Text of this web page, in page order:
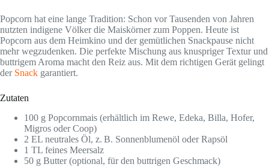
Popcorn hat eine lange Tradition: Schon vor Tausenden von Jahren
nutzten indigene Völker die Maiskörner zum Poppen. Heute ist
Popcorn aus dem Heimkino und der gemütlichen Snackpause nicht
mehr wegzudenken. Die perfekte Mischung aus knuspriger Textur und
buttrigem Aroma macht den Reiz aus. Mit dem richtigen Gerät gelingt
der Snack garantiert.
Zutaten
100 g Popcornmais (erhältlich im Rewe, Edeka, Billa, Hofer,
Migros oder Coop)
2 EL neutrales Öl, z. B. Sonnenblumenöl oder Rapsöl
1 TL feines Meersalz
50 g Butter (optional, für den buttrigen Geschmack)